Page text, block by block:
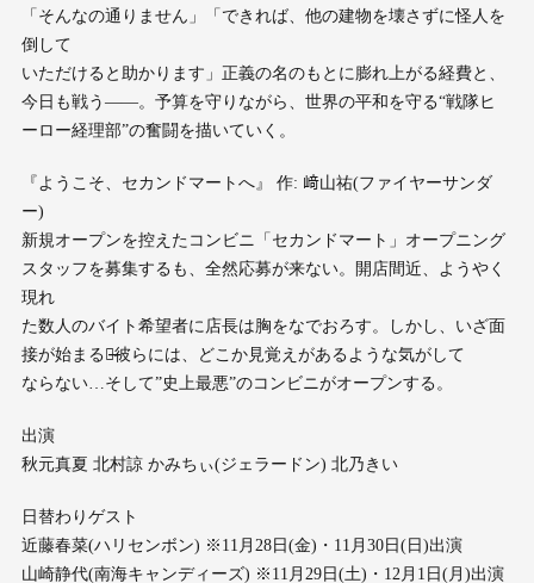
「そんなの通りません」「できれば、他の建物を壊さずに怪⼈を
倒して
いただけると助かります」正義の名のもとに膨れ上がる経費と、
今⽇も戦う――。予算を守りながら、世界の平和を守る“戦隊ヒ
ーロー経理部”の奮闘を描いていく。
『ようこそ、セカンドマートへ』 作: 﨑⼭祐(ファイヤーサンダ
ー)
新規オープンを控えたコンビニ「セカンドマート」オープニング
スタッフを募集するも、全然応募が来ない。開店間近、ようやく
現れ
た数⼈のバイト希望者に店⻑は胸をなでおろす。しかし、いざ⾯
接が始まると̶̶彼らには、どこか⾒覚えがあるような気がして
ならない…そして”史上最悪”のコンビニがオープンする。
出演
秋元真夏 北村諒 かみちぃ(ジェラードン) 北乃きい
⽇替わりゲスト
近藤春菜(ハリセンボン) ※11⽉28⽇(⾦)・11⽉30⽇(⽇)出演
⼭崎静代(南海キャンディーズ) ※11⽉29⽇(⼟)・12⽉1⽇(⽉)出演